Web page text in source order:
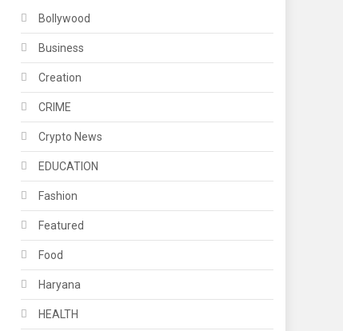
Bollywood
Business
Creation
CRIME
Crypto News
EDUCATION
Fashion
Featured
Food
Haryana
HEALTH